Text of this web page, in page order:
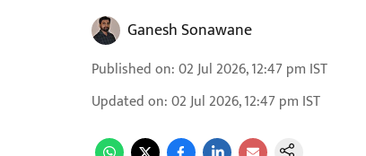
Ganesh Sonawane
Published on:02 Jul 2026, 12:47 pm IST
Updated on:02 Jul 2026, 12:47 pm IST